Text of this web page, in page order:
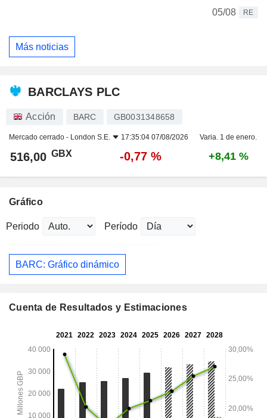
05/08
RE
Más noticias
BARCLAYS PLC
Acción BARC GB0031348658
Mercado cerrado - London S.E. 17:35:04 07/08/2026 Varia. 1 de enero.
516,00 GBX -0,77 % +8,41 %
Gráfico
Periodo Período
BARC: Gráfico dinámico
Cuenta de Resultados y Estimaciones